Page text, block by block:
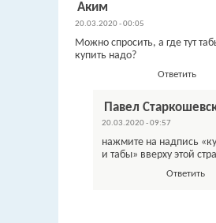
Аким
20.03.2020 - 00:05
Можно спросить, а где тут
купить надо?
Ответить
Павел
20.03.2020 - 09:57
нажмите на надпись
и табы» вверху этой
Ответить